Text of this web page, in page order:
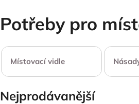
Potřeby pro
Místovací vidle
Nejprodávanější